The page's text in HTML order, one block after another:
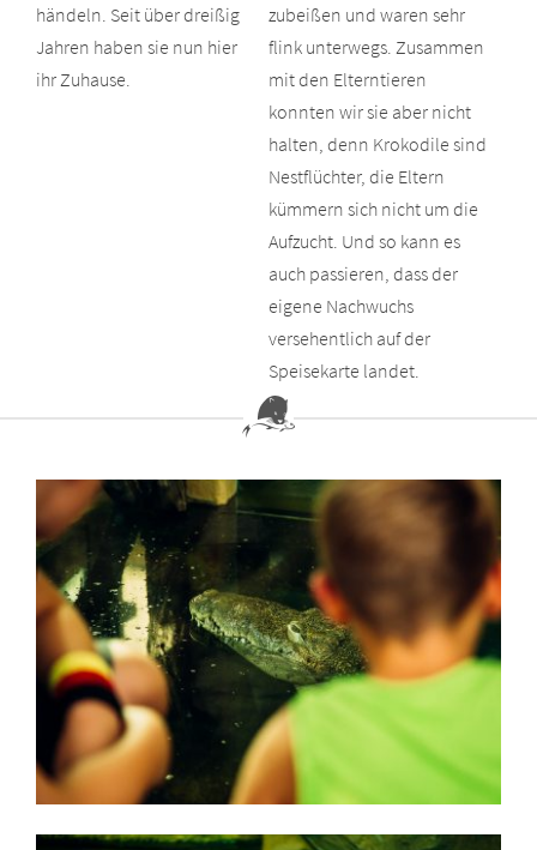
händeln. Seit über dreißig
Jahren haben sie nun hier
ihr Zuhause.
zubeißen und waren sehr
flink unterwegs. Zusammen
mit den Elterntieren
konnten wir sie aber nicht
halten, denn Krokodile sind
Nestflüchter, die Eltern
kümmern sich nicht um die
Aufzucht. Und so kann es
auch passieren, dass der
eigene Nachwuchs
versehentlich auf der
Speisekarte landet.